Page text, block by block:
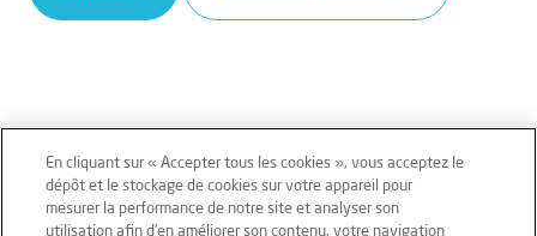
Mentions légales Conditions générales
En cliquant sur « Accepter tous les cookies », vous acceptez le
dépôt et le stockage de cookies sur votre appareil pour
mesurer la performance de notre site et analyser son
utilisation afin d’en améliorer son contenu, votre navigation